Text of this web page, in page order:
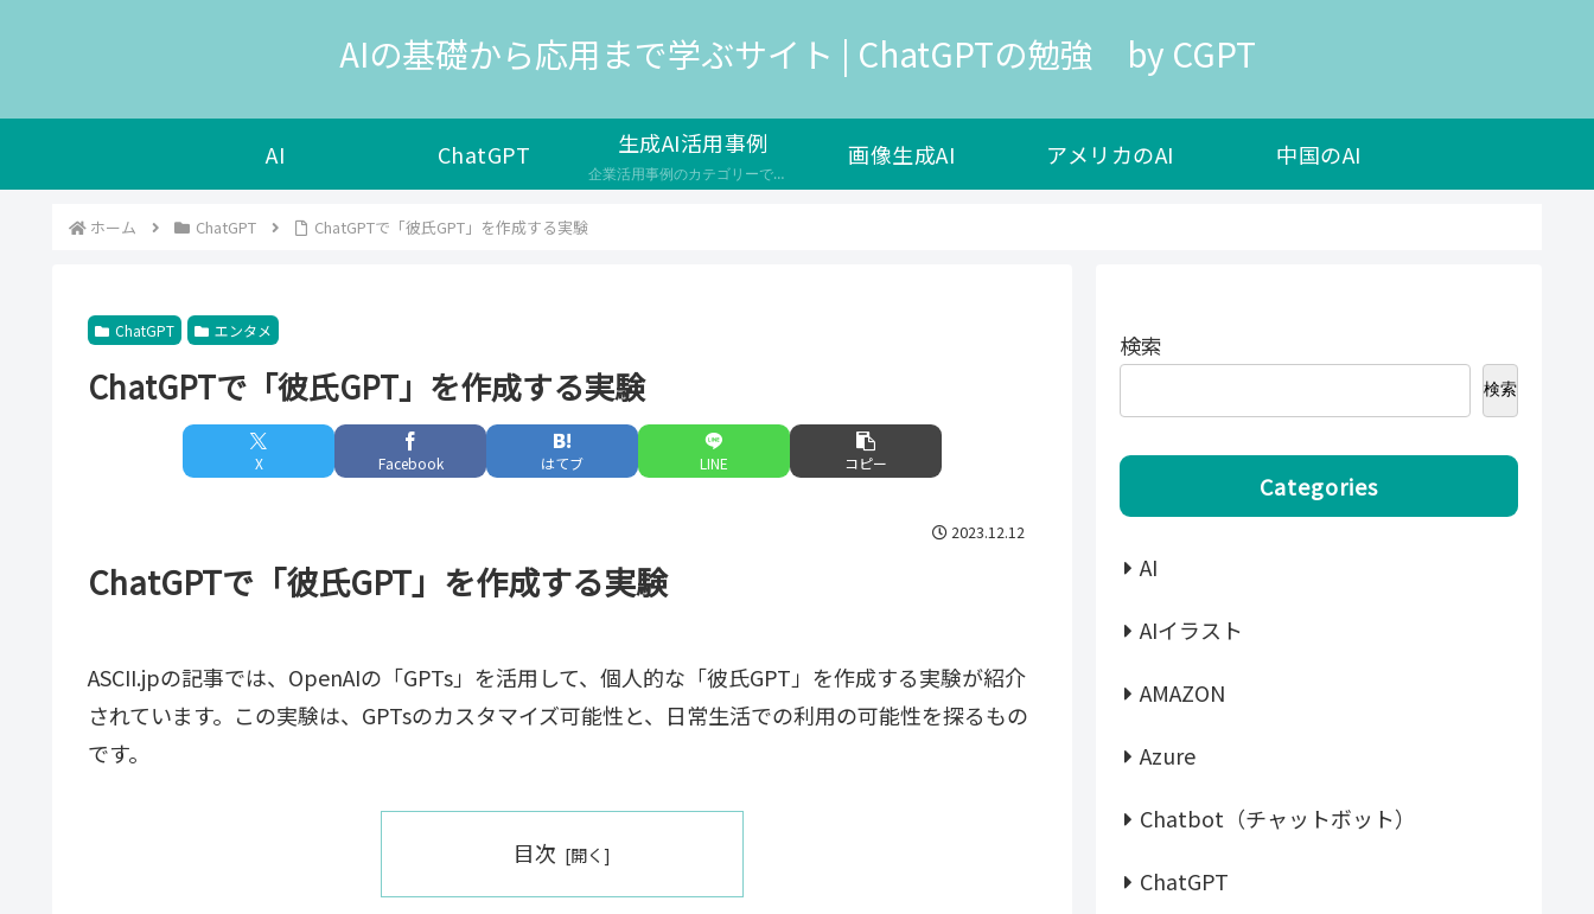
AIの基礎から応用まで学ぶサイト | ChatGPTの勉強 by CGPT
AI ChatGPT 生成AI活用事例
企業活用事例のカテゴリーです。生成AIは、人工知能の一種で、新しいデータやコンテンツを生成する能力を持つAIのことを指し、様々な企業で新サービスの開発や自社の業務効率化で導入が検討されています。 生成AIのメリットや効果 ユーザーの満足度やエンゲージメントを高める コストや時間の削減や品質の向上を実現する 新しい価値やイノベーションを生み出す 生成AIの課題や注意点 生成AIの出力の信頼性や公平性…
画像生成AI アメリカのAI 中国のAI
ホーム ChatGPT ChatGPTで「彼氏GPT」を作成する実験
ChatGPT エンタメ
ChatGPTで「彼氏GPT」を作成する実験
X Facebook はてブ LINE コピー
2023.12.12
ChatGPTで「彼氏GPT」を作成する実験
ASCII.jpの記事では、OpenAIの「GPTs」を活用して、個人的な「彼氏GPT」を作成する実験が紹介
されています。この実験は、GPTsのカスタマイズ可能性と、日常生活での利用の可能性を探るもの
です。
目次
検索
検索
Categories
AI
AIイラスト
AMAZON
Azure
Chatbot（チャットボット）
ChatGPT